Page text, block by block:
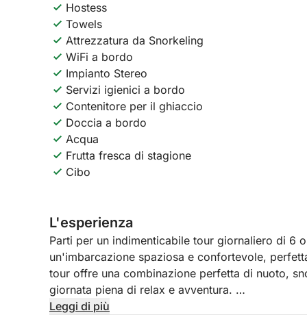
Hostess
Towels
Attrezzatura da Snorkeling
WiFi a bordo
Impianto Stereo
Servizi igienici a bordo
Contenitore per il ghiaccio
Doccia a bordo
Acqua
Frutta fresca di stagione
Cibo
L'esperienza
Parti per un indimenticabile tour giornaliero di 6
un'imbarcazione spaziosa e confortevole,
tour offre una combinazione perfetta di nuoto,
giornata piena di relax e avventura.
Leggi di più